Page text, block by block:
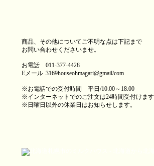
商品、その他についてご不明な点は下記まで
お問い合わせくださいませ。
お電話
011‐377‐4428
Eメール 3169houseohmagari@gmail/com
※お電話での受付時間 平日/10:00～18:00
※インターネットでのご注文は24時間受付けます
※日曜日以外の休業日はお知らせします。